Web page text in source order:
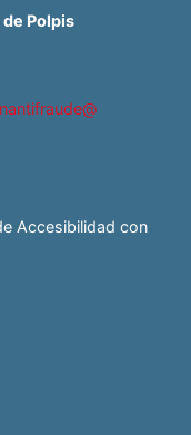
Polpis
Accesibilidad con